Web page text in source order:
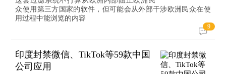
众使用第三方国家的软件，但可能会从外部干涉欧洲民众在使
用过程中能浏览的内容
9
印度封禁微信、TikTok等59款中国
公司应用